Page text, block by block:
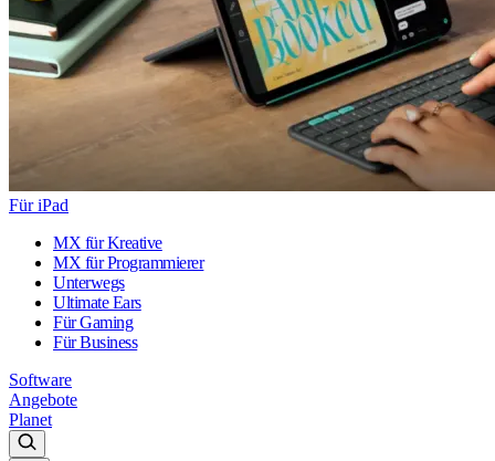
Für iPad
MX für Kreative
MX für Programmierer
Unterwegs
Ultimate Ears
Für Gaming
Für Business
Software
Angebote
Planet